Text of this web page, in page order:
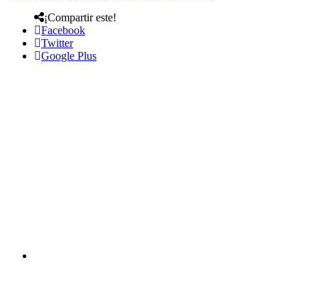
¡Compartir este!
Facebook
Twitter
Google Plus